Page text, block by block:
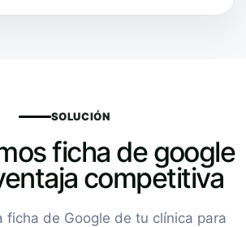
SOLUCIÓN
ficha de google
competitiva
ficha de Google de tu clínica para